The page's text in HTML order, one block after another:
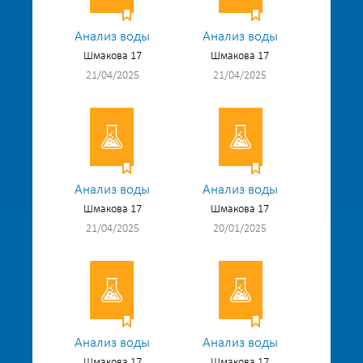
Анализ воды
Шмакова 17
21/04/2025
Анализ воды
Шмакова 17
21/04/2025
Анализ воды
Шмакова 17
21/04/2025
Анализ воды
Шмакова 17
20/01/2025
Анализ воды Анализ воды